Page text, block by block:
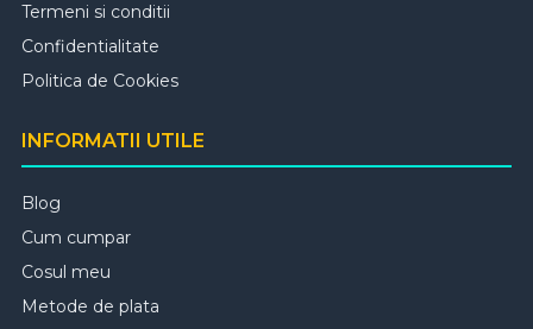
Termeni si conditii
Confidentialitate
Politica de Cookies
INFORMATII UTILE
Blog
Cum cumpar
Cosul meu
Metode de plata